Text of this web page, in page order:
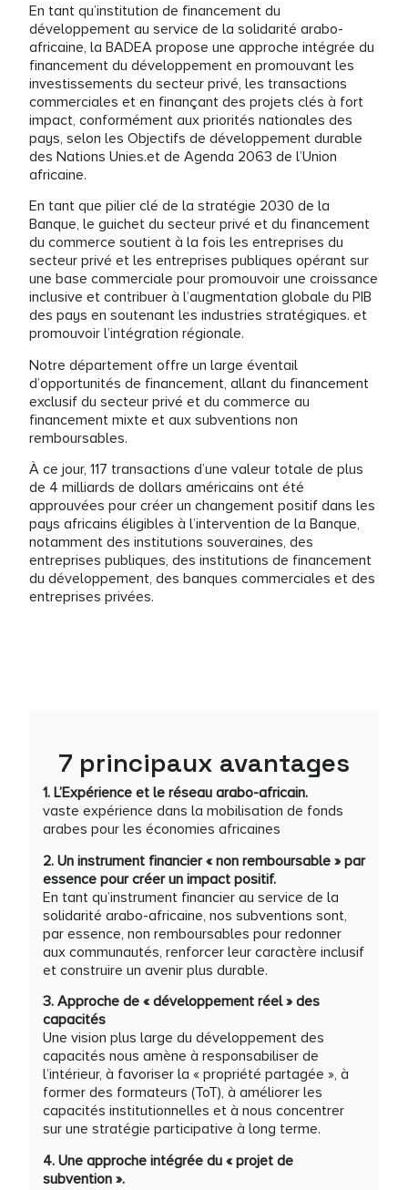
En tant qu’institution de financement du
développement au service de la solidarité arabo-
africaine, la BADEA propose une approche intégrée du
financement du développement en promouvant les
investissements du secteur privé, les transactions
commerciales et en finançant des projets clés à fort
impact, conformément aux priorités nationales des
pays, selon les Objectifs de développement durable
des Nations Unies.et de Agenda 2063 de l’Union
africaine.
En tant que pilier clé de la stratégie 2030 de la
Banque, le guichet du secteur privé et du financement
du commerce soutient à la fois les entreprises du
secteur privé et les entreprises publiques opérant sur
une base commerciale pour promouvoir une croissance
inclusive et contribuer à l’augmentation globale du PIB
des pays en soutenant les industries stratégiques. et
promouvoir l’intégration régionale.
Notre département offre un large éventail
d’opportunités de financement, allant du financement
exclusif du secteur privé et du commerce au
financement mixte et aux subventions non
remboursables.
À ce jour, 117 transactions d’une valeur totale de plus
de 4 milliards de dollars américains ont été
approuvées pour créer un changement positif dans les
pays africains éligibles à l’intervention de la Banque,
notamment des institutions souveraines, des
entreprises publiques, des institutions de financement
du développement, des banques commerciales et des
entreprises privées.
7 principaux avantages
1. L’Expérience et le réseau arabo-africain.
vaste expérience dans la mobilisation de fonds
arabes pour les économies africaines
2. Un instrument financier « non remboursable » par
essence pour créer un impact positif.
En tant qu’instrument financier au service de la
solidarité arabo-africaine, nos subventions sont,
par essence, non remboursables pour redonner
aux communautés, renforcer leur caractère inclusif
et construire un avenir plus durable.
3. Approche de « développement réel » des
capacités
Une vision plus large du développement des
capacités nous amène à responsabiliser de
l’intérieur, à favoriser la « propriété partagée », à
former des formateurs (ToT), à améliorer les
capacités institutionnelles et à nous concentrer
sur une stratégie participative à long terme.
4. Une approche intégrée du « projet de
subvention ».